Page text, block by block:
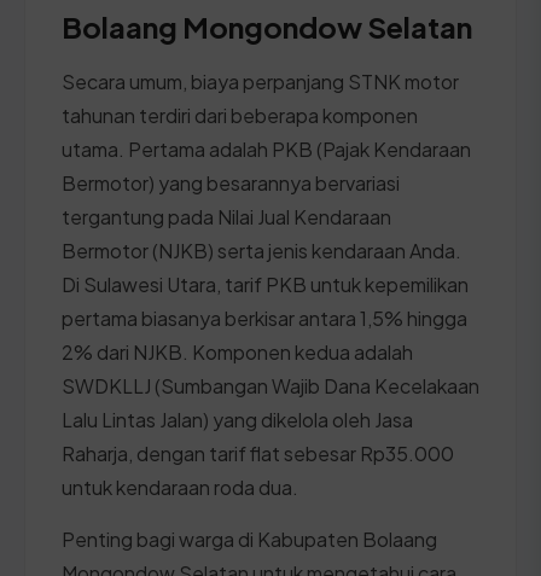
Bolaang Mongondow Selatan
Secara umum, biaya perpanjang STNK motor
tahunan terdiri dari beberapa komponen
utama. Pertama adalah PKB (Pajak Kendaraan
Bermotor) yang besarannya bervariasi
tergantung pada Nilai Jual Kendaraan
Bermotor (NJKB) serta jenis kendaraan Anda.
Di Sulawesi Utara, tarif PKB untuk kepemilikan
pertama biasanya berkisar antara 1,5% hingga
2% dari NJKB. Komponen kedua adalah
SWDKLLJ (Sumbangan Wajib Dana Kecelakaan
Lalu Lintas Jalan) yang dikelola oleh Jasa
Raharja, dengan tarif flat sebesar Rp35.000
untuk kendaraan roda dua.
Penting bagi warga di Kabupaten Bolaang